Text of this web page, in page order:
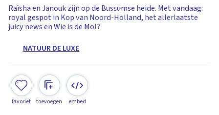
Raïsha en Janouk zijn op de Bussumse heide. Met vandaag:
royal gespot in Kop van Noord-Holland, het allerlaatste
juicy news en Wie is de Mol?
NATUUR DE LUXE
favoriet toevoegen embed